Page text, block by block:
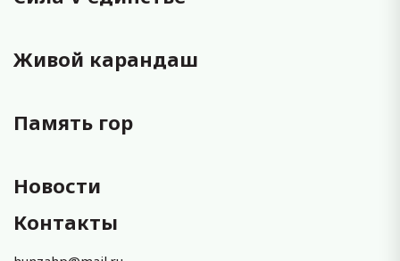
Живой карандаш
Память гор
Новости
Контакты